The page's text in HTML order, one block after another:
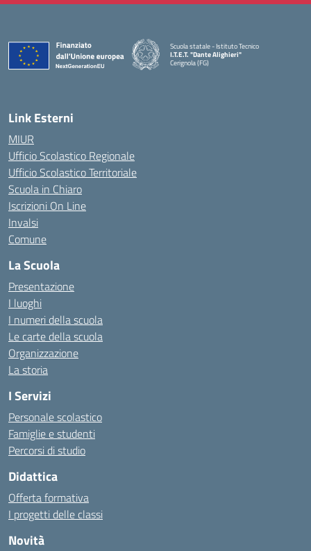
Scuola statale - Istituto Tecnico
I.T.E.T. "Dante Alighieri"
Cerignola (FG)
— Visita la pagina iniziale della scuola
Link Esterni
MIUR
Ufficio Scolastico Regionale
Ufficio Scolastico Territoriale
Scuola in Chiaro
Iscrizioni On Line
Invalsi
Comune
La Scuola
Presentazione
I luoghi
I numeri della scuola
Le carte della scuola
Organizzazione
La storia
I Servizi
Personale scolastico
Famiglie e studenti
Percorsi di studio
Didattica
Offerta formativa
I progetti delle classi
Novità